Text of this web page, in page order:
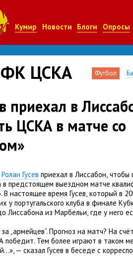
Кумир Новости Блоги Опросы
ЦСКА Футбол
приехал в
ЦСКА в матче со
Ролан Гусев приехал в Лиссабон, чтобы
в предстоящем выездном матче
настоящее время Гусев, который в
у португальского клуба в финале
Лиссабона из Марбельи, где у него
„армейцев“. Прогноз на матч? На
победит. Тем более играют в таком
— сказал Гусев в беседе с